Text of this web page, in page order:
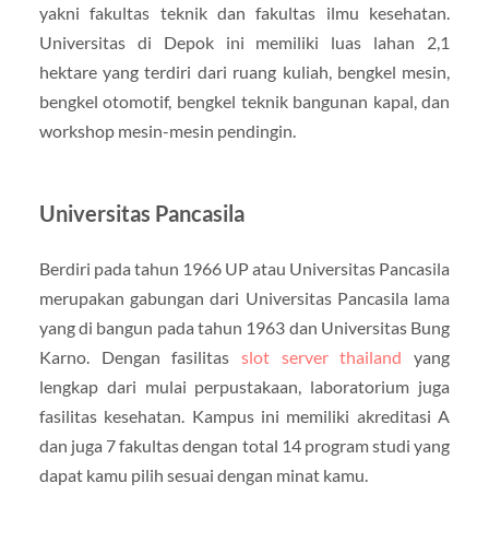
yakni fakultas teknik dan fakultas ilmu kesehatan.
Universitas di Depok ini memiliki luas lahan 2,1
hektare yang terdiri dari ruang kuliah, bengkel mesin,
bengkel otomotif, bengkel teknik bangunan kapal, dan
workshop mesin-mesin pendingin.
Universitas Pancasila
Berdiri pada tahun 1966 UP atau Universitas Pancasila
merupakan gabungan dari Universitas Pancasila lama
yang di bangun pada tahun 1963 dan Universitas Bung
Karno. Dengan fasilitas slot server thailand yang
lengkap dari mulai perpustakaan, laboratorium juga
fasilitas kesehatan. Kampus ini memiliki akreditasi A
dan juga 7 fakultas dengan total 14 program studi yang
dapat kamu pilih sesuai dengan minat kamu.